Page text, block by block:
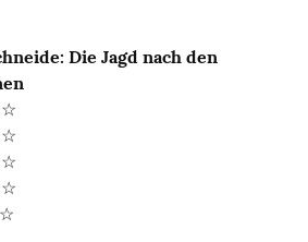
Die Jagd nach den